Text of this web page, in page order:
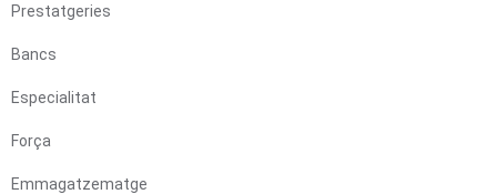
Prestatgeries
Bancs
Especialitat
Força
Emmagatzematge